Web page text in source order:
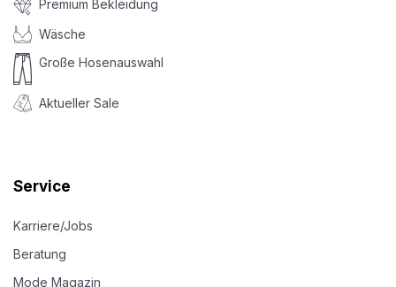
Premium Bekleidung
Wäsche
Große Hosenauswahl
Aktueller Sale
Service
Karriere/Jobs
Beratung
Mode Magazin